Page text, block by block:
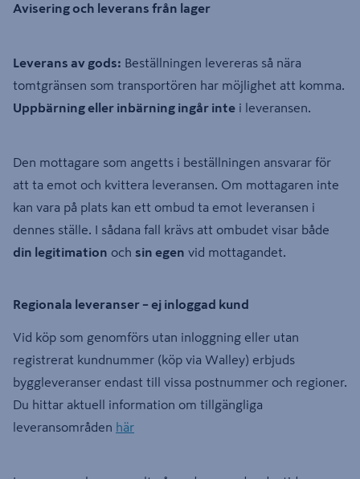
Avisering och leverans från lager
Leverans av gods: Beställningen levereras så nära
tomtgränsen som transportören har möjlighet att komma.
Uppbärning eller inbärning ingår inte i leveransen.
Den mottagare som angetts i beställningen ansvarar för
att ta emot och kvittera leveransen. Om mottagaren inte
kan vara på plats kan ett ombud ta emot leveransen i
dennes ställe. I sådana fall krävs att ombudet visar både
din legitimation och sin egen vid mottagandet.
Regionala leveranser – ej inloggad kund
Vid köp som genomförs utan inloggning eller utan
registrerat kundnummer (köp via Walley) erbjuds
byggleveranser endast till vissa postnummer och regioner.
Du hittar aktuell information om tillgängliga
leveransområden här